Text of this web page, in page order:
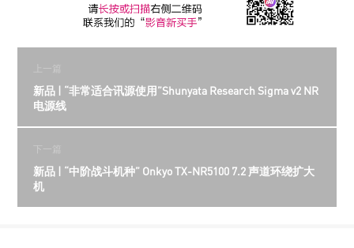
上一篇
新品 | “非常适合讯源使用”Shunyata Research Sigma v2 NR
电源线
下一篇
新品 | “中阶战斗机种” Onkyo TX-NR5100 7.2 声道环绕扩大
机